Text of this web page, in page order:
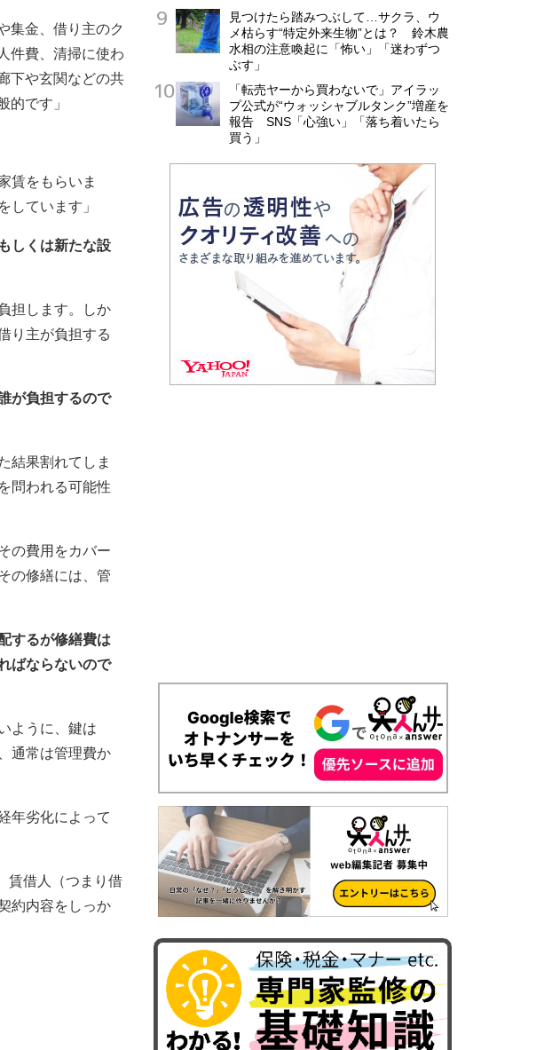
集金、借り主のク
件費、清掃に使わ
下や玄関などの共
的です」
賃をもらいま
しています」
しくは新たな設
担します。しか
り主が負担する
が負担するので
結果割れてしま
問われる可能性
の費用をカバー
の修繕には、管
するが修繕費は
ばならないので
ように、鍵は
通常は管理費か
年劣化によって
賃借人（つまり借
約内容をしっか
見つけたら踏みつぶして…サクラ、ウ
メ枯らす“特定外来生物”とは？ 鈴木農
水相の注意喚起に「怖い」「迷わずつ
ぶす」
「転売ヤーから買わないで」アイラッ
プ公式が“ウォッシャブルタンク”増産を
報告 SNS「心強い」「落ち着いたら
買う」